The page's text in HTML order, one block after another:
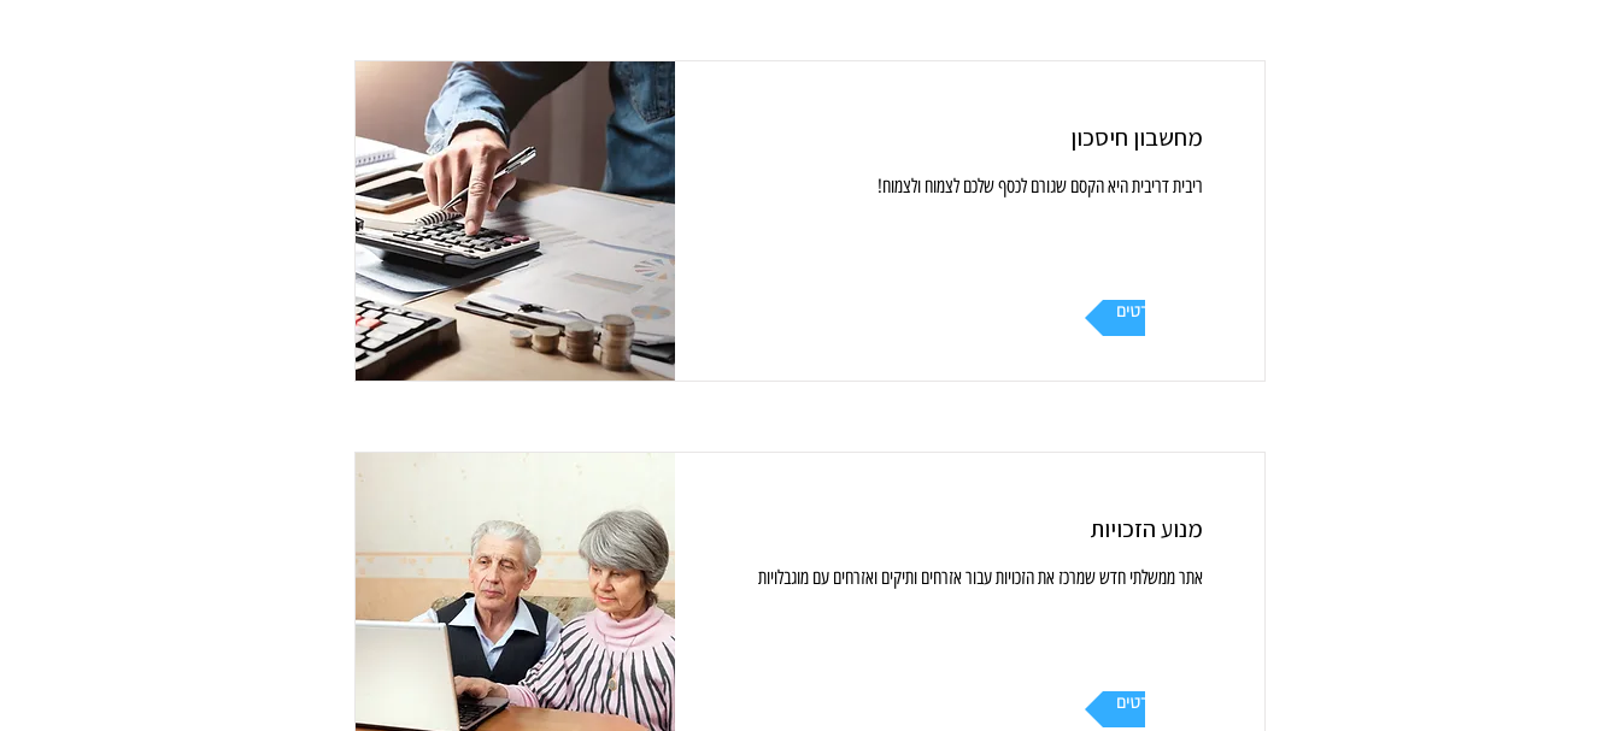
מחשבון חיסכון
ריבית דריבית היא הקסם שגורם לכסף שלכם לצמוח ולצמוח!
עוד פרטים
מנוע הזכויות
אתר ממשלתי חדש שמרכז את הזכויות עבור אזרחים ותיקים ואזרחים עם מוגבלויות
עוד פרטים